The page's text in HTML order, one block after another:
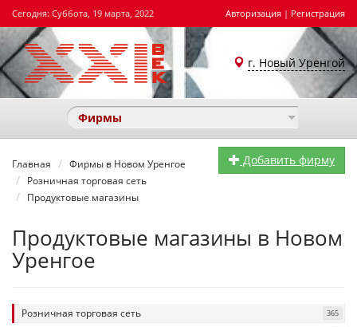
Сегодня: Суббота, 19 марта, 2022 Авторизация | Регистрация
г. Новый Уренгой
Фирмы
Добавить фирму
Главная
Фирмы в Новом Уренгое
Розничная торговая сеть
Продуктовые магазины
Продуктовые магазины в Новом
Уренгое
Розничная торговая сеть 365